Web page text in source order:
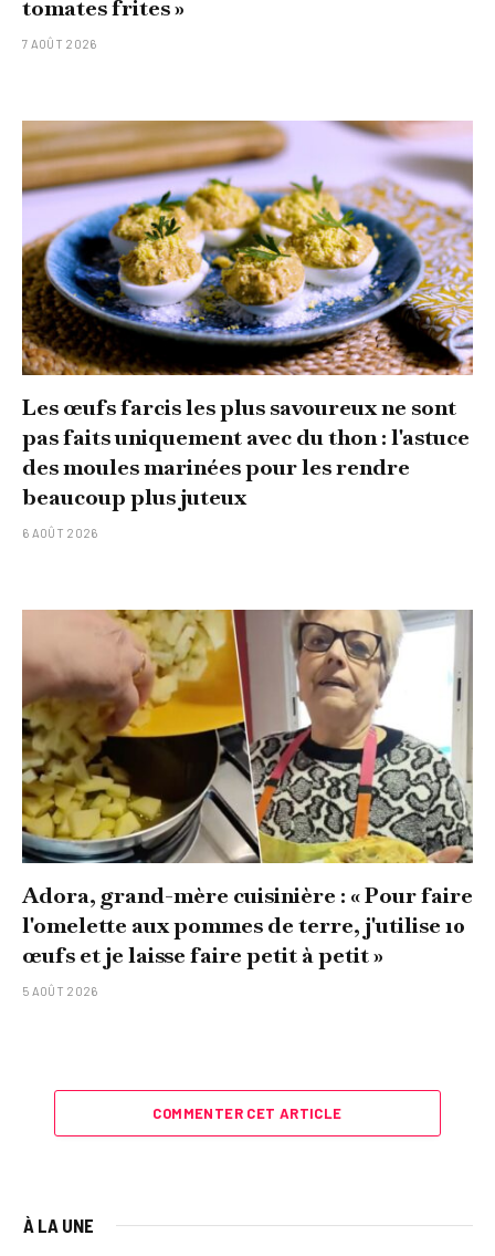
tomates frites »
7 AOÛT 2026
Les œufs farcis les plus savoureux ne sont
pas faits uniquement avec du thon : l'astuce
des moules marinées pour les rendre
beaucoup plus juteux
6 AOÛT 2026
Adora, grand-mère cuisinière : « Pour faire
l'omelette aux pommes de terre, j'utilise 10
œufs et je laisse faire petit à petit »
5 AOÛT 2026
COMMENTER CET ARTICLE
À LA UNE